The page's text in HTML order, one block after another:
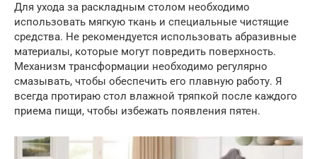
Для ухода за раскладным столом необходимо
использовать мягкую ткань и специальные чистящие
средства. Не рекомендуется использовать абразивные
материалы, которые могут повредить поверхность.
Механизм трансформации необходимо регулярно
смазывать, чтобы обеспечить его плавную работу. Я
всегда протираю стол влажной тряпкой после каждого
приема пищи, чтобы избежать появления пятен.